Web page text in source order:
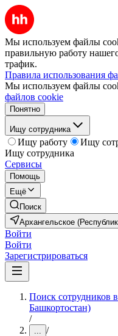
Мы используем файлы
правильную работу
трафик.
Правила использования
Мы используем файлы
файлов cookie
Понятно
Ищу сотрудника
Ищу работу
Ищу
Ищу сотрудника
Сервисы
Помощь
Ещё
Поиск
Архангельское
Войти
Войти
Зарегистрироваться
Поиск сотрудников
Башкортостан)
/
... /